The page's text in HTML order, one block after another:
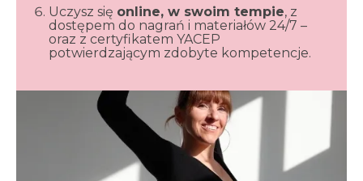
Uczysz się online, w swoim tempie, z
dostępem do nagrań i materiałów 24/7 –
oraz z certyfikatem YACEP
potwierdzającym zdobyte kompetencje.